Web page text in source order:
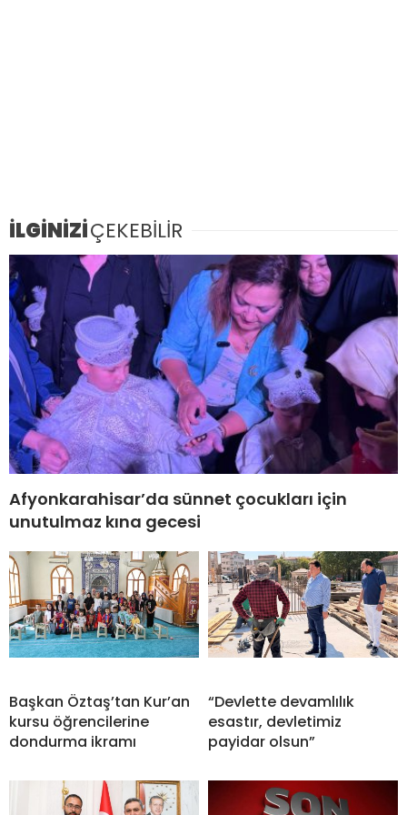
İLGİNİZİÇEKEBİLİR
Afyonkarahisar’da sünnet çocukları için
unutulmaz kına gecesi
Başkan Öztaş’tan Kur’an
kursu öğrencilerine
dondurma ikramı
“Devlette devamlılık
esastır, devletimiz
payidar olsun”